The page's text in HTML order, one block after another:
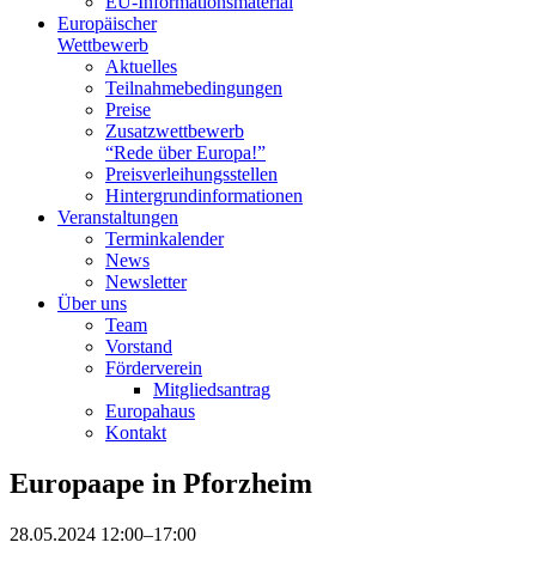
Europäischer
Wettbewerb
Aktuelles
Teilnahme­bedingungen
Preise
Zusatzwettbewerb
“Rede über Europa!”
Preisverleihungsstellen
Hintergrundinformationen
Veranstaltungen
Terminkalender
News
Newsletter
Über uns
Team
Vorstand
Förderverein
Mitgliedsantrag
Europahaus
Kontakt
Europaape in Pforzheim
28.05.2024 12:00–17:00